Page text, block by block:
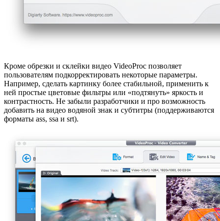
Кроме обрезки и склейки видео VideoProc позволяет
пользователям подкорректировать некоторые параметры.
Например, сделать картинку более стабильной, применить к
ней простые цветовые фильтры или «подтянуть» яркость и
контрастность. Не забыли разработчики и про возможность
добавить на видео водяной знак и субтитры (поддерживаются
форматы ass, ssa и srt).